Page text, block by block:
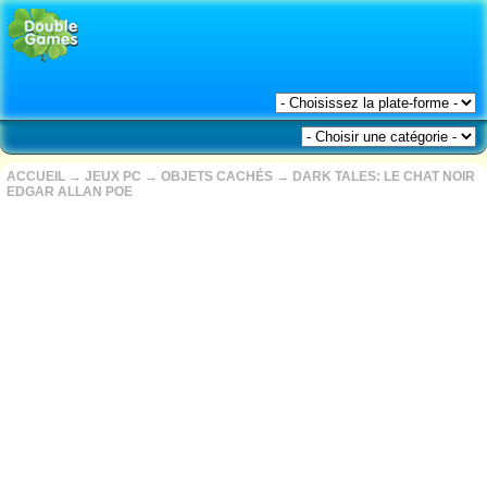
ACCUEIL → JEUX PC → OBJETS CACHÉS → DARK TALES: LE CHAT NOIR
EDGAR ALLAN POE